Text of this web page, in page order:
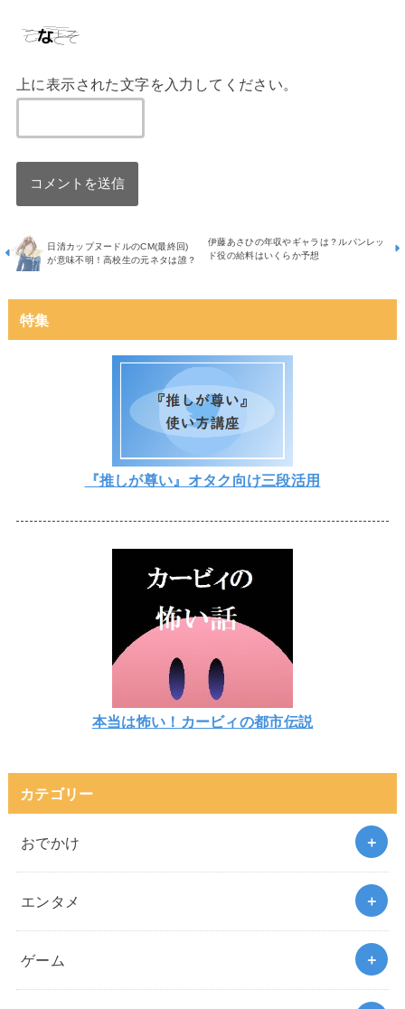
上に表示された文字を入力してください。
日清カップヌードルのCM(最終回)
が意味不明！高校生の元ネタは誰？
伊藤あさひの年収やギャラは？ルパンレッ
ド役の給料はいくらか予想
特集
『推しが尊い』オタク向け三段活用
本当は怖い！カービィの都市伝説
カテゴリー
おでかけ
エンタメ
ゲーム